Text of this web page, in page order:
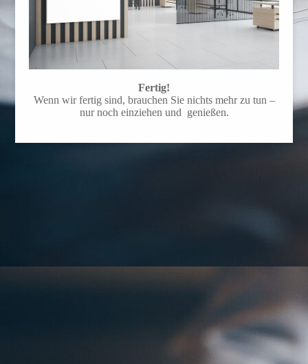
Fertig!
Wenn wir fertig sind, brauchen Sie nichts mehr zu tun –
nur noch einziehen und genießen.